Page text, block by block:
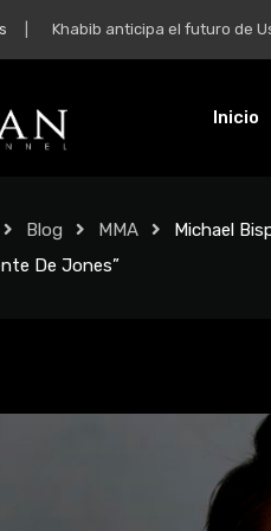
Khabib anticipa el futuro de Usman
Inicio
Blog MMA
Michael
De Jones”